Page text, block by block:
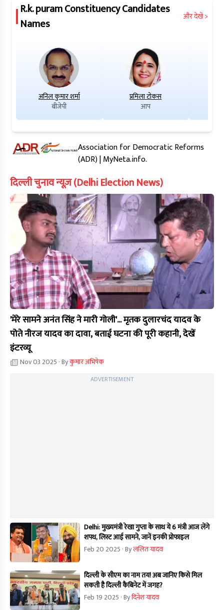
R.k. puramConstituency Candidates
Names
और देखें >
अनिल कुमार शर्मा
बीजेपी
प्रमिला टोकस
आप
Association for Democratic Reforms
(ADR) | MyNeta.info.
दिल्ली चुनाव न्यूज़ (Delhi Election News)
'मेरे सामने अनंत सिंह ने मारी गोली'... मृतक दुलारचंद यादव के
पोते नीरज यादव का दावा, बताई घटना की पूरी कहानी, देखें
इंटरव्यू
Nov 03 2025 · Byकुमार अभिषेक
ADVERTISEMENT
Delhi: मुख्यमंत्री रेखा गुप्ता के साथ ये 6 मंत्री आज लेंगे
शपथ, लिस्ट आई सामने, जानें इनकी प्रोफाइल
Feb 20 2025 · Byललित यादव
दिल्ली के सीएम का नाम तय! अब जानिए किसे मिल
सकती है दिल्ली कैबिनेट में जगह?
Feb 19 2025 · Byदिनेश यादव